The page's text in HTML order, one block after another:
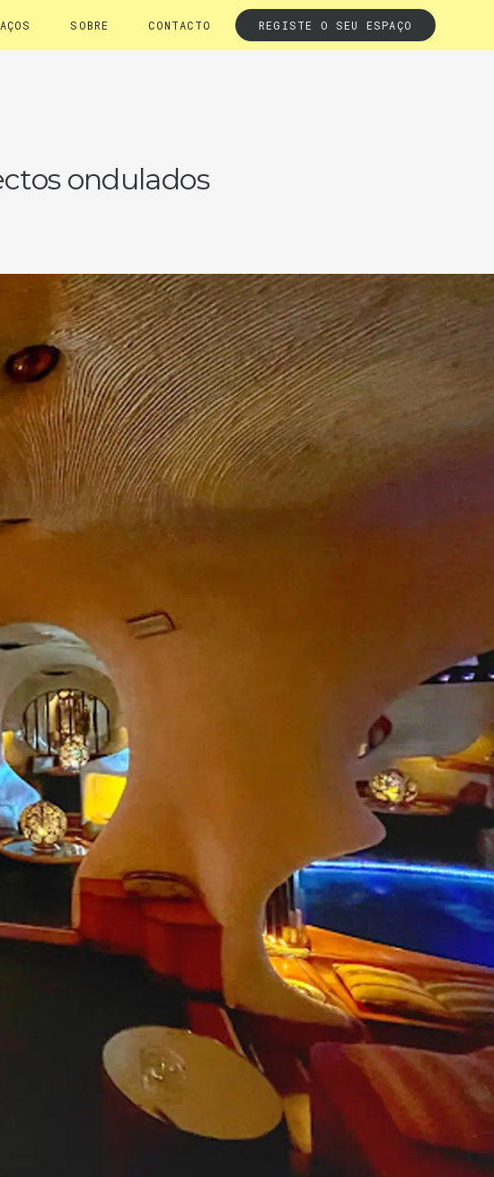
SOBRE CONTACTO REGISTE O SEU ESPAÇO
ondulados